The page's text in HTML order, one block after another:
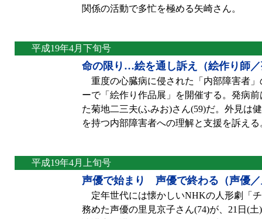
関係の活動で多忙を極める矢崎さん。
平成19年4月下旬号
命の限り…絵を通し訴え（絵作り師
重度の心臓病に侵された「内部障害者
ーで「絵作り作品展」を開催する。発病
た菊地二三夫(ふみお)さん(59)だ。外見は
を持つ内部障害者への理解と支援を訴える
平成19年4月上旬号
声優で始まり 声優で終わる（声優
定年世代には懐かしいNHKの人形劇「
務めた声優の里見京子さん(74)が、21日(